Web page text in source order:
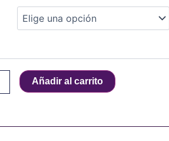
Añadir al carrito